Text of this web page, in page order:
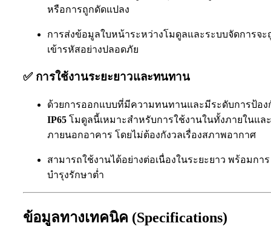
หรือการถูกดัดแปลง
การส่งข้อมูลใบหน้าระหว่างโมดูลและระบบจัดการจะ
เข้ารหัสอย่างปลอดภัย
✅ การใช้งานระยะยาวและทนทาน
ด้วยการออกแบบที่มีความทนทานและมีระดับการป้อง
IP65 โมดูลนี้เหมาะสำหรับการใช้งานในทั้งภายในและ
ภายนอกอาคาร โดยไม่ต้องกังวลเรื่องสภาพอากาศ
สามารถใช้งานได้อย่างต่อเนื่องในระยะยาว พร้อมการ
บำรุงรักษาต่ำ
ข้อมูลทางเทคนิค (Specifications)